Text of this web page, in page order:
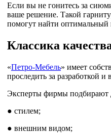
Если вы не гонитесь за
ваше решение. Такой
помогут найти оптимальный
Классика
«Петро-Мебель» имеет
проследить за разработкой
Эксперты фирмы подбирают
● стилем;
● внешним видом;